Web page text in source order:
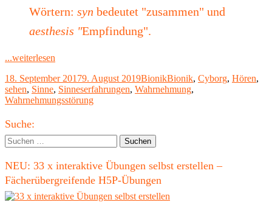
Wörtern: syn bedeutet "zusammen" und
aesthesis "Empfindung".
...weiterlesen
hören"
Veröffentlicht
am
18. September 20179. August 2019Kategorien
BionikSchlagwörter
Bionik, Cyborg, Hören,
sehen, Sinne, Sinneserfahrungen, Wahrnehmung,
Wahrnehmungsstörung
Haupt-
Seitenleiste
Suche:
Suchen
nach:
NEU: 33 x interaktive Übungen selbst erstellen –
Fächerübergreifende H5P-Übungen